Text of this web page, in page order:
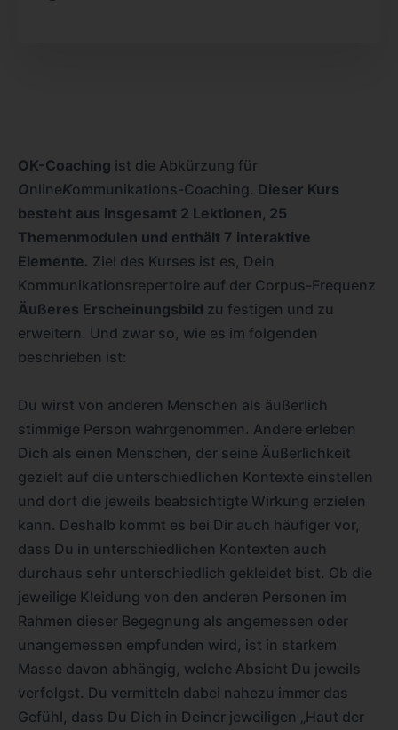
OK-Coaching ist die Abkürzung für
OnlineKommunikations-Coaching. Dieser Kurs
besteht aus insgesamt 2 Lektionen, 25
Themenmodulen und enthält 7 interaktive
Elemente. Ziel des Kurses ist es, Dein
Kommunikationsrepertoire auf der Corpus-Frequenz
Äußeres Erscheinungsbild zu festigen und zu
erweitern. Und zwar so, wie es im folgenden
beschrieben ist:
Du wirst von anderen Menschen als äußerlich
stimmige Person wahrgenommen. Andere erleben
Dich als einen Menschen, der seine Äußerlichkeit
gezielt auf die unterschiedlichen Kontexte einstellen
und dort die jeweils beabsichtigte Wirkung erzielen
kann. Deshalb kommt es bei Dir auch häufiger vor,
dass Du in unterschiedlichen Kontexten auch
durchaus sehr unterschiedlich gekleidet bist. Ob die
jeweilige Kleidung von den anderen Personen im
Rahmen dieser Begegnung als angemessen oder
unangemessen empfunden wird, ist in starkem
Masse davon abhängig, welche Absicht Du jeweils
verfolgst. Du vermitteln dabei nahezu immer das
Gefühl, dass Du Dich in Deiner jeweiligen „Haut der